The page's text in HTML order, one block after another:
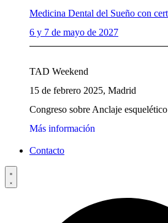
Medicina Dental del Sueño con
6 y 7 de mayo de 2027
TAD Weekend
15 de febrero 2025, Madrid
Congreso sobre Anclaje
Más información
Contacto